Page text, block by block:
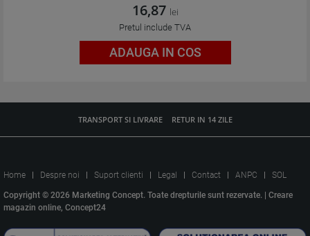
16,87 lei
Pretul include TVA
ADAUGA IN COS
TRANSPORT SI LIVRARE RETUR IN 14 ZILE
Home Despre noi Suport clienti Legal Contact ANPC SOL
Copyright © 2026 Marketing Concept. Toate drepturile sunt rezervate. | Creare
magazin online, Concept24